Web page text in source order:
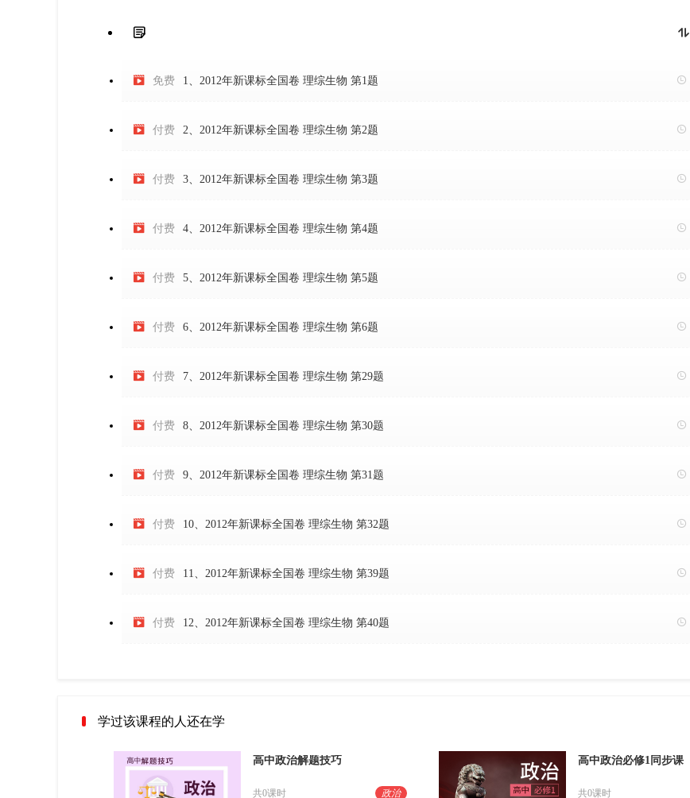



 免费 1、2012年新课标全国卷 理综生物 第1题

 付费 2、2012年新课标全国卷 理综生物 第2题

 付费 3、2012年新课标全国卷 理综生物 第3题

 付费 4、2012年新课标全国卷 理综生物 第4题

 付费 5、2012年新课标全国卷 理综生物 第5题

 付费 6、2012年新课标全国卷 理综生物 第6题

 付费 7、2012年新课标全国卷 理综生物 第29题

 付费 8、2012年新课标全国卷 理综生物 第30题

 付费 9、2012年新课标全国卷 理综生物 第31题

 付费 10、2012年新课标全国卷 理综生物 第32题

 付费 11、2012年新课标全国卷 理综生物 第39题

 付费 12、2012年新课标全国卷 理综生物 第40题
学过该课程的人还在学
高中政治解题技巧
政治
共0课时
高中政治必修1同步课
共0课时